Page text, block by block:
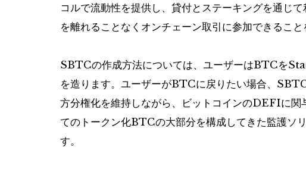
コルで流動性を提供し、貸付とステーキングを通じ
を離れることなくオンチェーン取引に参加できること
SBTCの作成方法については、ユーザーはBTCを
を造ります。ユーザーがBTCに戻りたい場合、
方分権化を維持しながら、ビットコインのDEFIに関
てのトークン化BTCの大部分を構成してきた監護ソ
す。